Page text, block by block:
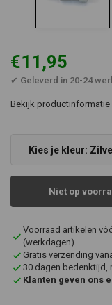
€11,95
✔ Geleverd in 20-24
Bekijk productinformatie
Kies je kleur:
Niet op
Voorraad artikelen
(werkdagen)
Gratis verzending
30 dagen bedenktijd,
Klanten geven ons